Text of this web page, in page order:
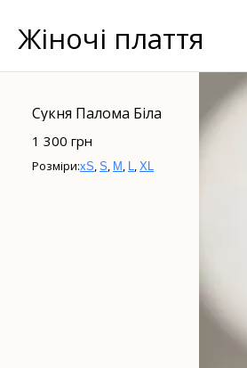
Жіночі плаття
Сукня Палома Біла
1 300 грн
Розміри:xS, S, M , L, XL